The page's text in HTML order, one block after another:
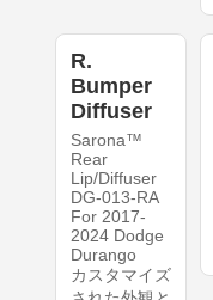
R.
Bumper
Diffuser
Sarona™
Rear
Lip/Diffuser
DG-013-RA
For 2017-
2024 Dodge
Durango
カスタマイズ